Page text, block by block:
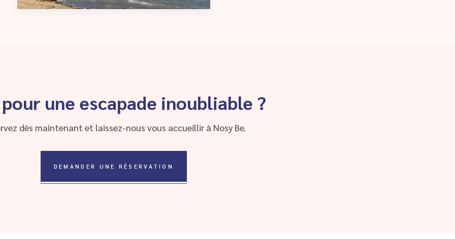
une escapade inoubliable ?
dès maintenant et laissez-nous vous accueillir à Nosy Be.
DEMANDER UNE RÉSERVATION